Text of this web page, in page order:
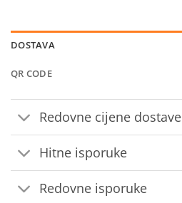
DOSTAVA
QR CODE
Redovne cijene dostave
Hitne isporuke
Redovne isporuke